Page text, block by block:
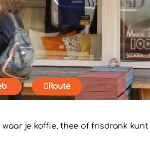
Route
je koffie, thee of frisdrank